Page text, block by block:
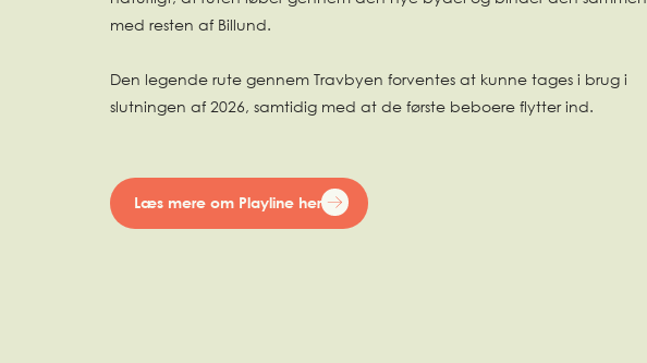
med resten af Billund.
Den legende rute gennem Travbyen forventes at kunne tages i brug i
slutningen af 2026, samtidig med at de første beboere flytter ind.
Læs mere om Playline her